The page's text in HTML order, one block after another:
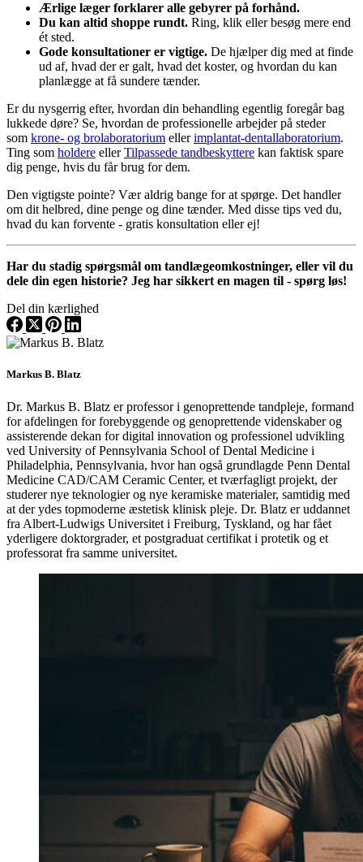
Ærlige læger forklarer alle gebyrer på forhånd.
Du kan altid shoppe rundt. Ring, klik eller besøg mere end
ét sted.
Gode konsultationer er vigtige. De hjælper dig med at finde
ud af, hvad der er galt, hvad det koster, og hvordan du kan
planlægge at få sundere tænder.
Er du nysgerrig efter, hvordan din behandling egentlig foregår bag
lukkede døre? Se, hvordan de professionelle arbejder på steder
som krone- og brolaboratorium ellerimplantat-dentallaboratorium.
Ting som holdere ellerTilpassede tandbeskyttere kan faktisk spare
dig penge, hvis du får brug for dem.
Den vigtigste pointe? Vær aldrig bange for at spørge. Det handler
om dit helbred, dine penge og dine tænder. Med disse tips ved du,
hvad du kan forvente - gratis konsultation eller ej!
Har du stadig spørgsmål om tandlægeomkostninger, eller vil du
dele din egen historie? Jeg har sikkert en magen til - spørg løs!
Del din kærlighed
Markus B. Blatz
Dr. Markus B. Blatz er professor i genoprettende tandpleje, formand
for afdelingen for forebyggende og genoprettende videnskaber og
assisterende dekan for digital innovation og professionel udvikling
ved University of Pennsylvania School of Dental Medicine i
Philadelphia, Pennsylvania, hvor han også grundlagde Penn Dental
Medicine CAD/CAM Ceramic Center, et tværfagligt projekt, der
studerer nye teknologier og nye keramiske materialer, samtidig med
at der ydes topmoderne æstetisk klinisk pleje. Dr. Blatz er uddannet
fra Albert-Ludwigs Universitet i Freiburg, Tyskland, og har fået
yderligere doktorgrader, et postgraduat certifikat i protetik og et
professorat fra samme universitet.